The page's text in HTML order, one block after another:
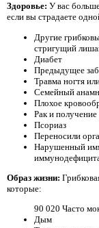
Здоровье: У вас
если вы страдаете
Другие
стригущий
Диабет
Предыдущее
Травма ногтя
Семейный
Плохое
Рак и
Псориаз
Переносили
Нарушенный
Образ жизни:
которые:
90 020 Часто
Дым